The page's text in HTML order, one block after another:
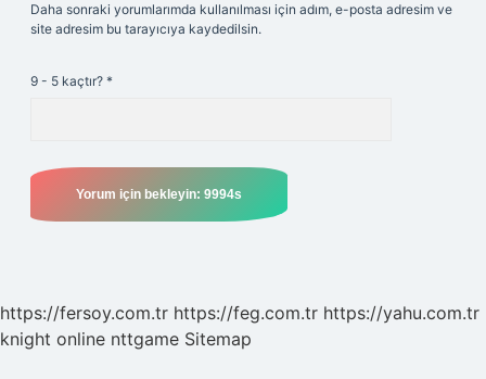
Daha sonraki yorumlarımda kullanılması için adım, e-posta adresim ve
site adresim bu tarayıcıya kaydedilsin.
9 - 5 kaçtır? *
https://fersoy.com.tr https://feg.com.tr https://yahu.com.tr
knight online nttgame Sitemap